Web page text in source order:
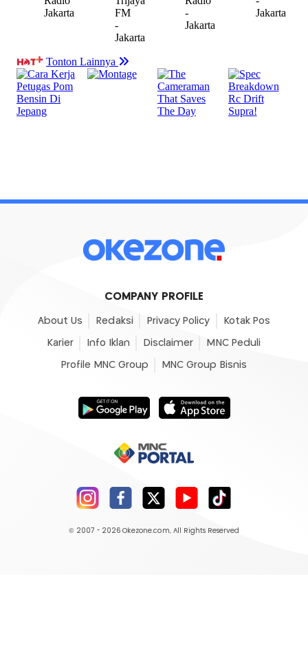
COMPANY PROFILE
About Us Redaksi Privacy Policy Kotak Pos
Karier Info Iklan Disclaimer MNC Peduli
Profile MNC Group MNC Group Bisnis
© 2007 - 2026 Okezone.com, All Rights Reserved